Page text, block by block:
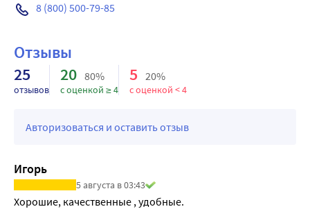
8 (800) 500-79-85
Отзывы
25
отзывов
20 80%
с оценкой ≥ 4
5 20%
с оценкой < 4
Авторизоваться и оставить отзыв
Игорь
5 августа в 03:43
Хорошие, качественные , удобные.